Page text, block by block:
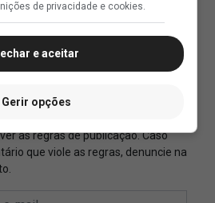
de privacidade e cookies.
e aceitar
Gerir opções